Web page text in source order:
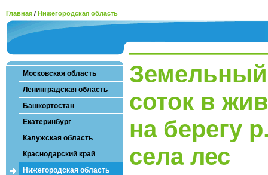
Главная / Нижегородская область
Московская область
Ленинградская область
Башкортостан
Екатеринбург
Калужская область
Краснодарский край
Нижегородская область
Земельный
соток в
на берегу
села лес